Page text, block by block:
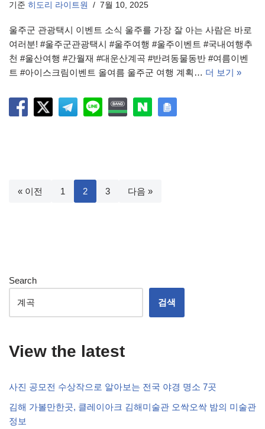
기준 히도리 라이트원 7월 10, 2025
울주군 관광택시 이벤트 소식 울주를 가장 잘 아는 사람은 바로
여러분! #울주군관광택시 #울주여행 #울주이벤트 #국내여행추
천 #울산여행 #간월재 #대운산계곡 #반려동물동반 #여름이벤
트 #아이스크림이벤트 올여름 울주군 여행 계획… 더 보기 »
« 이전 1 2 3 다음 »
Search
검색
View the latest
사진 공모전 수상작으로 알아보는 전국 야경 명소 7곳
김해 가볼만한곳, 클레이아크 김해미술관 오싹오싹 밤의 미술관
정보